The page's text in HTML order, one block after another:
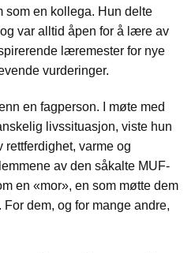
som en kollega. Hun delte
var alltid åpen for å lære av
læremester for nye
vurderinger.
en fagperson. I møte med
livssituasjon, viste hun
varme og
av den såkalte MUF-
en «mor», en som møtte dem
dem, og for mange andre,